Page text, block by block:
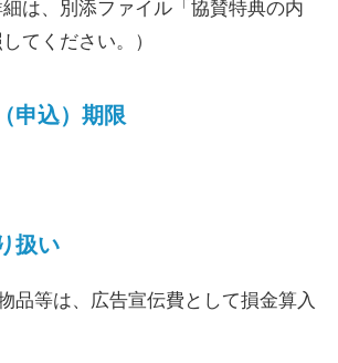
は、別添ファイル「協賛特典の内
てください。）
申込）期限
扱い
品等は、広告宣伝費として損金算入